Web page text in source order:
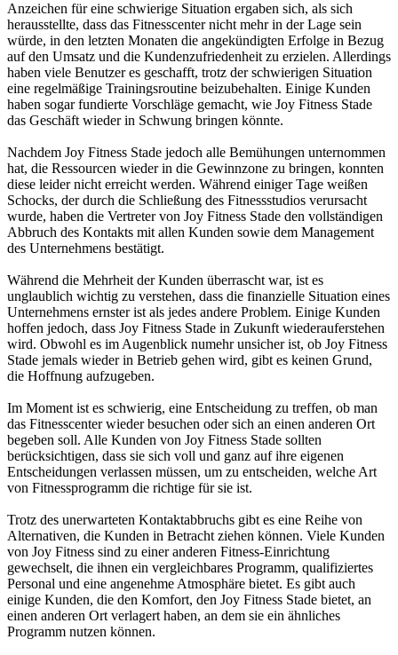
Anzeichen für eine schwierige Situation ergaben sich, als sich
herausstellte, dass das Fitnesscenter nicht mehr in der Lage sein
würde, in den letzten Monaten die angekündigten Erfolge in Bezug
auf den Umsatz und die Kundenzufriedenheit zu erzielen. Allerdings
haben viele Benutzer es geschafft, trotz der schwierigen Situation
eine regelmäßige Trainingsroutine beizubehalten. Einige Kunden
haben sogar fundierte Vorschläge gemacht, wie Joy Fitness Stade
das Geschäft wieder in Schwung bringen könnte.
Nachdem Joy Fitness Stade jedoch alle Bemühungen unternommen
hat, die Ressourcen wieder in die Gewinnzone zu bringen, konnten
diese leider nicht erreicht werden. Während einiger Tage weißen
Schocks, der durch die Schließung des Fitnessstudios verursacht
wurde, haben die Vertreter von Joy Fitness Stade den vollständigen
Abbruch des Kontakts mit allen Kunden sowie dem Management
des Unternehmens bestätigt.
Während die Mehrheit der Kunden überrascht war, ist es
unglaublich wichtig zu verstehen, dass die finanzielle Situation eines
Unternehmens ernster ist als jedes andere Problem. Einige Kunden
hoffen jedoch, dass Joy Fitness Stade in Zukunft wiederauferstehen
wird. Obwohl es im Augenblick numehr unsicher ist, ob Joy Fitness
Stade jemals wieder in Betrieb gehen wird, gibt es keinen Grund,
die Hoffnung aufzugeben.
Im Moment ist es schwierig, eine Entscheidung zu treffen, ob man
das Fitnesscenter wieder besuchen oder sich an einen anderen Ort
begeben soll. Alle Kunden von Joy Fitness Stade sollten
berücksichtigen, dass sie sich voll und ganz auf ihre eigenen
Entscheidungen verlassen müssen, um zu entscheiden, welche Art
von Fitnessprogramm die richtige für sie ist.
Trotz des unerwarteten Kontaktabbruchs gibt es eine Reihe von
Alternativen, die Kunden in Betracht ziehen können. Viele Kunden
von Joy Fitness sind zu einer anderen Fitness-Einrichtung
gewechselt, die ihnen ein vergleichbares Programm, qualifiziertes
Personal und eine angenehme Atmosphäre bietet. Es gibt auch
einige Kunden, die den Komfort, den Joy Fitness Stade bietet, an
einen anderen Ort verlagert haben, an dem sie ein ähnliches
Programm nutzen können.